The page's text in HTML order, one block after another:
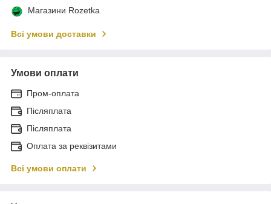
Магазини Rozetka
Всі умови доставки
Умови оплати
Пром-оплата
Післяплата
Післяплата
Оплата за реквізитами
Всі умови оплати